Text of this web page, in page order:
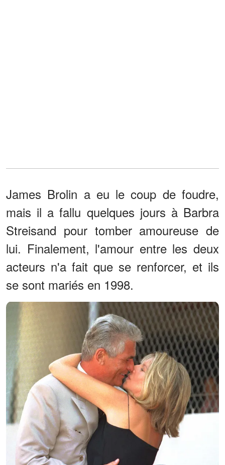
James Brolin a eu le coup de foudre,
mais il a fallu quelques jours à Barbra
Streisand pour tomber amoureuse de
lui. Finalement, l'amour entre les deux
acteurs n'a fait que se renforcer, et ils
se sont mariés en 1998.